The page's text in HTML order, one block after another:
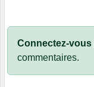
Connectez-vous
commentaires.